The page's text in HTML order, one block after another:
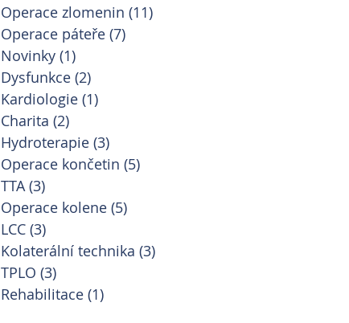
Operace zlomenin (11)
Operace páteře (7)
Novinky (1)
Dysfunkce (2)
Kardiologie (1)
Charita (2)
Hydroterapie (3)
Operace končetin (5)
TTA (3)
Operace kolene (5)
LCC (3)
Kolaterální technika (3)
TPLO (3)
Rehabilitace (1)